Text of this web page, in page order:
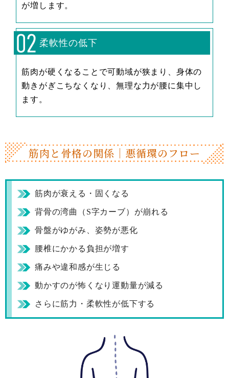
が増します。
柔軟性の低下
筋肉が硬くなることで可動域が狭まり、身体の
動きがぎこちなくなり、無理な力が腰に集中し
ます。
筋肉と骨格の関係｜ 悪循環のフロー
筋肉が衰える・固くなる
背骨の湾曲（S字カーブ）が崩れる
骨盤がゆがみ、姿勢が悪化
腰椎にかかる負担が増す
痛みや違和感が生じる
動かすのが怖くなり運動量が減る
さらに筋力・柔軟性が低下する